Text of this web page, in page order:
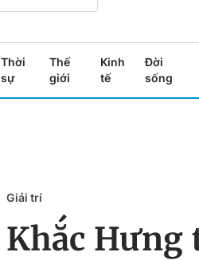
Thời
sự
Thế
giới
Kinh
tế
Đời
sống
Giải trí
Khắc Hưng